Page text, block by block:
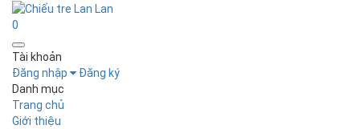
0
Tài khoản
Đăng nhập
Đăng ký
Danh mục
Trang chủ
Giới thiệu